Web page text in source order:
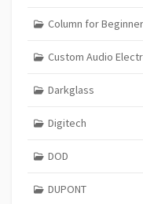
Column for
Custom Audio
Darkglass
Digitech
DOD
DUPONT